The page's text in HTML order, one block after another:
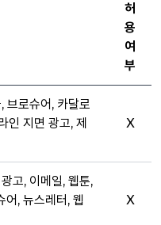
허
용
여
부
브로슈어, 카달로
인 지면 광고, 제
X
고, 이메일, 웹툰,
, 뉴스레터, 웹
X